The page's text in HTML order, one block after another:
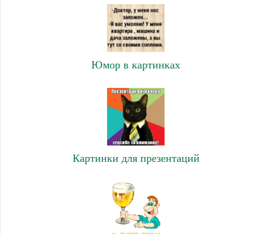
Юмор в картинках
Картинки для презентаций